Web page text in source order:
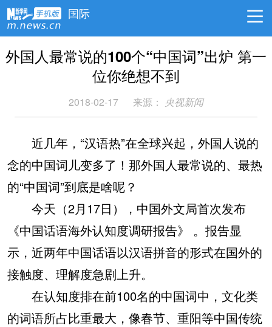
国际
外国人最常说的100个“中国词”出炉 第一
位你绝想不到
2018-02-17 来源： 央视新闻
近几年，“汉语热”在全球兴起，外国人说的
念的中国词儿变多了！那外国人最常说的、最热
的“中国词”到底是啥呢？
今天（2月17日），中国外文局首次发布
《中国话语海外认知度调研报告》
。报告显
示，近两年中国话语以汉语拼音的形式在国外的
接触度、理解度急剧上升。
在认知度排在前100名的中国词中，文化类
的词语所占比重最大，像春节、重阳等中国传统